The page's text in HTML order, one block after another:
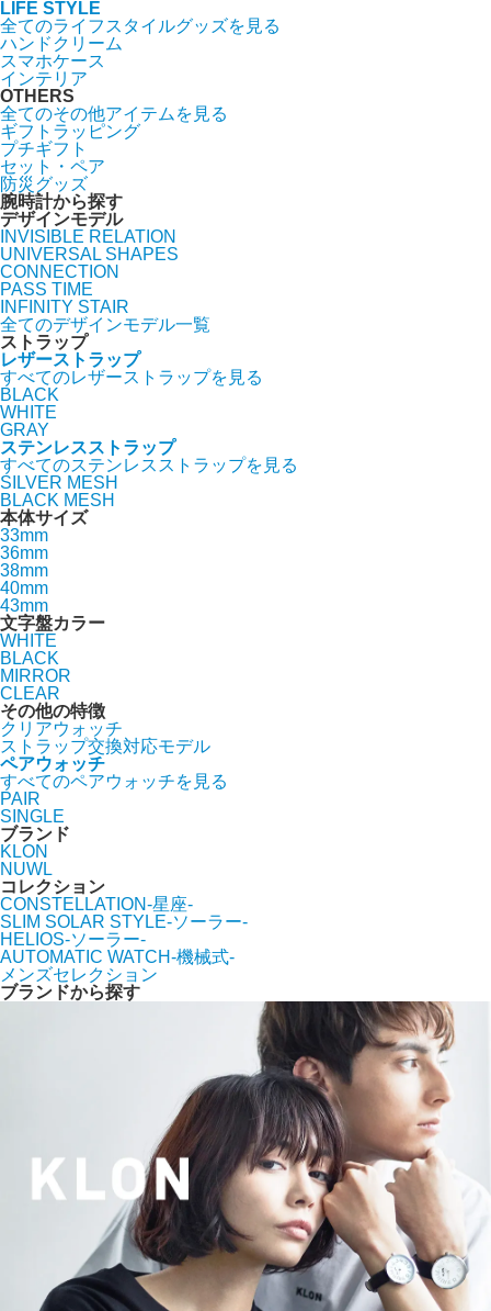
LIFE STYLE
全てのライフスタイルグッズを見る
ハンドクリーム
スマホケース
インテリア
OTHERS
全てのその他アイテムを見る
ギフトラッピング
プチギフト
セット・ペア
防災グッズ
腕時計から探す
デザインモデル
INVISIBLE RELATION
UNIVERSAL SHAPES
CONNECTION
PASS TIME
INFINITY STAIR
全てのデザインモデル一覧
ストラップ
レザーストラップ
すべてのレザーストラップを見る
BLACK
WHITE
GRAY
ステンレスストラップ
すべてのステンレスストラップを見る
SILVER MESH
BLACK MESH
本体サイズ
33mm
36mm
38mm
40mm
43mm
文字盤カラー
WHITE
BLACK
MIRROR
CLEAR
その他の特徴
クリアウォッチ
ストラップ交換対応モデル
ペアウォッチ
すべてのペアウォッチを見る
PAIR
SINGLE
ブランド
KLON
NUWL
コレクション
CONSTELLATION-星座-
SLIM SOLAR STYLE-ソーラー-
HELIOS-ソーラー-
AUTOMATIC WATCH-機械式-
メンズセレクション
ブランドから探す